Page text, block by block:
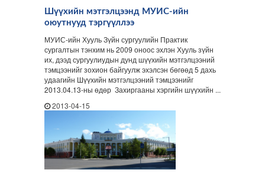
Шүүхийн мэтгэлцээнд МУИС-ийн
оюутнууд тэргүүллээ
МУИС-ийн Хууль Зүйн сургуулийн Практик
сургалтын тэнхим нь 2009 оноос эхлэн Хууль зүйн
их, дээд сургуулиудын дунд шүүхийн мэтгэлцээний
тэмцээнийг зохион байгуулж эхэлсэн бөгөөд 5 дахь
удаагийн Шүүхийн мэтгэлцээний тэмцээнийг
2013.04.13-ны өдөр Захиргааны хэргийн шүүхийн ...
2013-04-15